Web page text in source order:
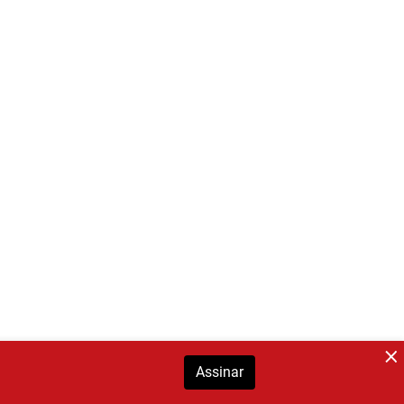
Assinar